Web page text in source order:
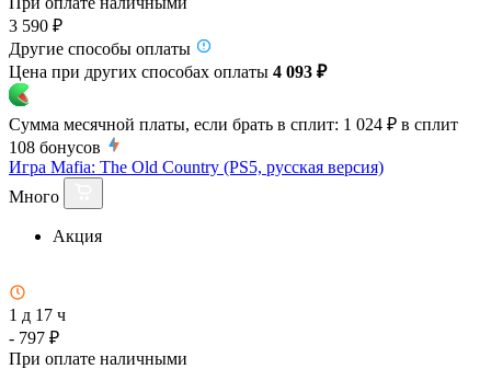
3 590 ₽
Другие способы оплаты
Цена при других способах оплаты 4 093 ₽
Сумма месячной платы, если брать в сплит: 1 024 ₽ в сплит
108 бонусов
Игра Mafia: The Old Country (PS5, русская версия)
Много
Акция
1 д 17 ч
- 797 ₽
При оплате наличными